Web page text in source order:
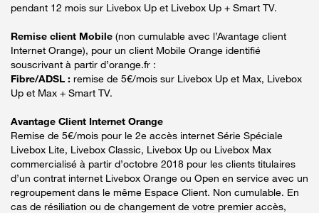
pendant 12 mois sur Livebox Up et Livebox Up + Smart TV.
Remise client Mobile (non cumulable avec l’Avantage client
Internet Orange), pour un client Mobile Orange identifié
souscrivant à partir d’orange.fr :
Fibre/ADSL : remise de 5€/mois sur Livebox Up et Max, Livebox
Up et Max + Smart TV.
Avantage Client Internet Orange
Remise de 5€/mois pour le 2e accès internet Série Spéciale
Livebox Lite, Livebox Classic, Livebox Up ou Livebox Max
commercialisé à partir d’octobre 2018 pour les clients titulaires
d’un contrat internet Livebox Orange ou Open en service avec un
regroupement dans le même Espace Client. Non cumulable. En
cas de résiliation ou de changement de votre premier accès,